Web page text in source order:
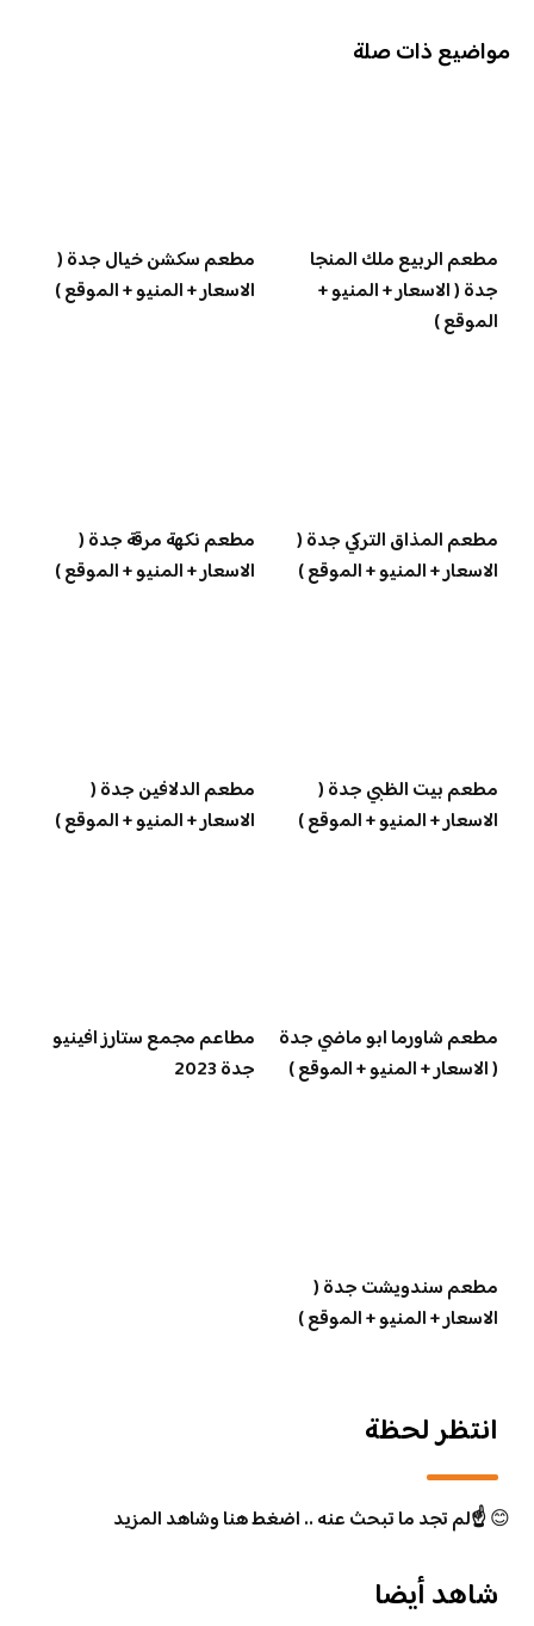
مواضيع ذات صلة
مطعم الربيع ملك المنجا
جدة ( الاسعار + المنيو +
الموقع )
مطعم سكشن خيال جدة (
الاسعار + المنيو + الموقع )
مطعم المذاق التركي جدة (
الاسعار + المنيو + الموقع )
مطعم نكهة مرقة جدة (
الاسعار + المنيو + الموقع )
مطعم بيت الظبي جدة (
الاسعار + المنيو + الموقع )
مطعم الدلافين جدة (
الاسعار + المنيو + الموقع )
مطعم شاورما ابو ماضي جدة
( الاسعار + المنيو + الموقع )
مطاعم مجمع ستارز افينيو
جدة 2023
مطعم سندويشت جدة (
الاسعار + المنيو + الموقع )
انتظر لحظة
😊☝️لم تجد ما تبحث عنه .. اضغط هنا وشاهد المزيد
شاهد أيضا